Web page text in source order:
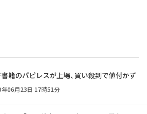
籍のパピレスが上場、買い殺到で値付かず
年06月23日 17時51分